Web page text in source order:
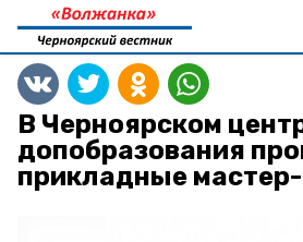
В Черноярском
допобразования
прикладные